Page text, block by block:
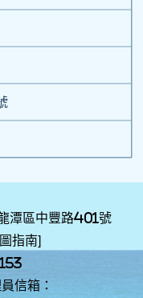
潭區中豐路401號
指南]
信箱：